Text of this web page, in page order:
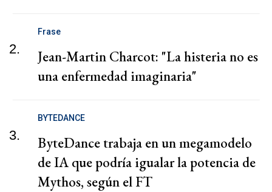
2.
Frase
Jean-Martin Charcot: "La histeria no es
una enfermedad imaginaria"
3.
BYTEDANCE
ByteDance trabaja en un megamodelo
de IA que podría igualar la potencia de
Mythos, según el FT